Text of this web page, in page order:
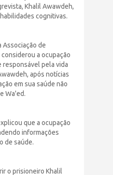
Khalil Awawdeh,
cognitivas.
Associação de
a ocupação
pela vida
após notícias
em sua saúde não
Wa'ed.
que a ocupação
informações
de saúde.
o prisioneiro Khalil